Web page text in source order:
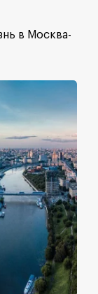
в Москва-